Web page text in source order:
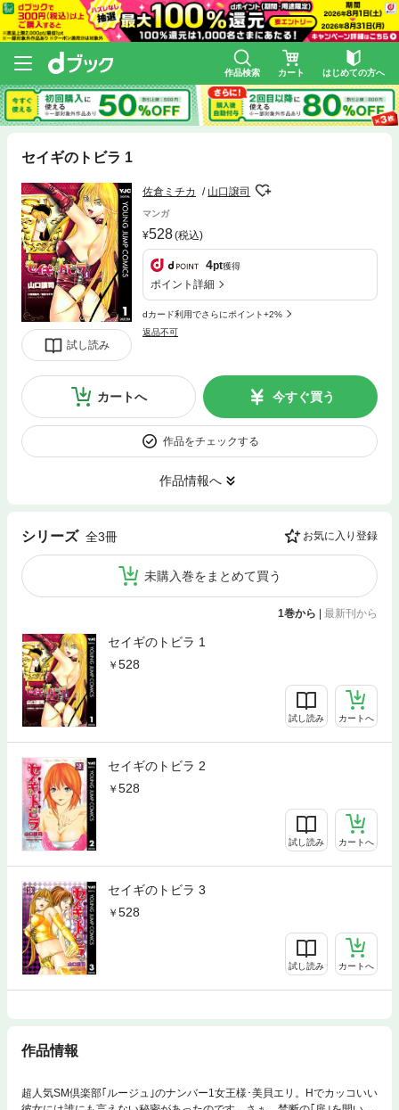
作品検索 カート はじめての方へ
セイギのトビラ 1
試し読み
佐倉ミチカ 山口譲司
マンガ
528(税込)
4pt獲得
ポイント詳細
dカード利用でさらにポイント+2%
返品不可
カートへ 今すぐ買う
作品をチェックする
作品情報へ
シリーズ 全3冊 お気に入り登録
未購入巻をまとめて買う
1巻から 最新刊から
セイギのトビラ 1
528
試し読み カートへ
セイギのトビラ 2
528
試し読み カートへ
セイギのトビラ 3
528
試し読み カートへ
作品情報
超人気SM倶楽部｢ルージュ｣のナンバー1女王様･美貝エリ。Hでカッコいい